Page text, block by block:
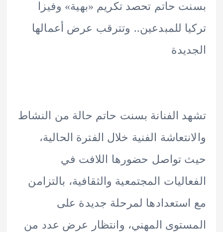
حاتم تحصد تكريم «بهية» وفيزا
للمبدعين.. وتترقب عرض أعمالها
الفنانة بسنت حاتم حالة من النشاط
الفنية خلال الفترة الحالية،
تواصل حضورها اللافت في
المجتمعية والثقافية، بالتزامن
لمرحلة جديدة على
المهني، وانتظار عرض عدد من